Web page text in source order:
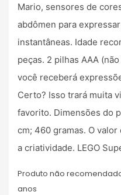
Mario, sensores de
abdômen para
instantâneas. Idade
peças. 2 pilhas AAA
você receberá
Certo? Isso trará muita
favorito. Dimensões do
cm; 460 gramas. O
a criatividade. LEGO
Produto não
anos